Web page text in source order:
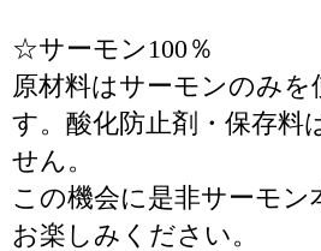
☆サーモン100％
原材料はサーモンのみを
す。酸化防止剤・保存料
せん。
この機会に是非サーモン
お楽しみください。